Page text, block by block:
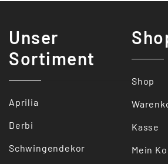
Unser
Sortiment
Aprilia
Derbi
Schwingendekor
Shop
Kasse
Mein